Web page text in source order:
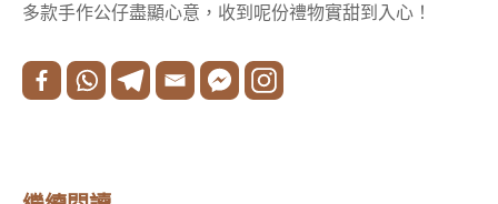
多款手作公仔盡顯心意，收到呢份禮物實甜到入心！